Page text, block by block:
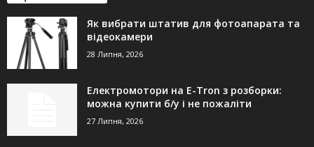
Як вибрати штатив для фотоапарата та
відеокамери
28 Липня, 2026
Електромотори на E-Tron з розборки:
можна купити б/у і не пожаліти
27 Липня, 2026